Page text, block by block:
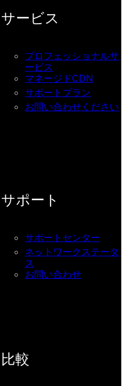
サービス
プロフェッショナルサ
ービス
マネージドCDN
サポートプラン
お問い合わせください
サポート
サポートセンター
ネットワークステータ
ス
お問い合わせ
比較